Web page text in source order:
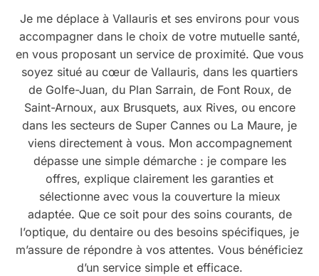
Je me déplace à Vallauris et ses environs pour vous
accompagner dans le choix de votre mutuelle santé,
en vous proposant un service de proximité. Que vous
soyez situé au cœur de Vallauris, dans les quartiers
de Golfe-Juan, du Plan Sarrain, de Font Roux, de
Saint-Arnoux, aux Brusquets, aux Rives, ou encore
dans les secteurs de Super Cannes ou La Maure, je
viens directement à vous. Mon accompagnement
dépasse une simple démarche : je compare les
offres, explique clairement les garanties et
sélectionne avec vous la couverture la mieux
adaptée. Que ce soit pour des soins courants, de
l’optique, du dentaire ou des besoins spécifiques, je
m’assure de répondre à vos attentes. Vous bénéficiez
d’un service simple et efficace.